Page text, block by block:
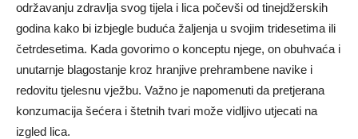
održavanju zdravlja svog tijela i lica počevši od tinejdžerskih
godina kako bi izbjegle buduća žaljenja u svojim tridesetima ili
četrdesetima. Kada govorimo o konceptu njege, on obuhvaća i
unutarnje blagostanje kroz hranjive prehrambene navike i
redovitu tjelesnu vježbu. Važno je napomenuti da pretjerana
konzumacija šećera i štetnih tvari može vidljivo utjecati na
izgled lica.